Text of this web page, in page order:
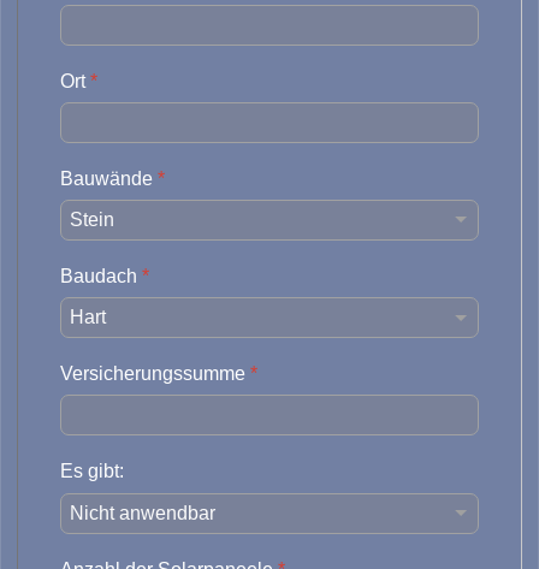
Ort*
Bauwände *
Baudach *
Versicherungssumme *
Es gibt: